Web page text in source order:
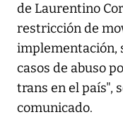
de Laurentino
restricción de
implementación,
casos de abuso
trans en el país",
comunicado.